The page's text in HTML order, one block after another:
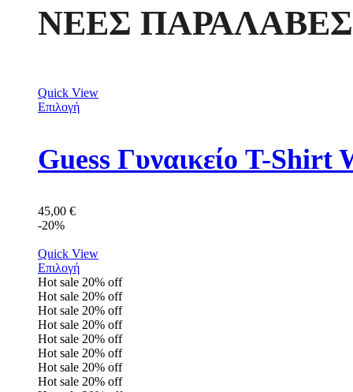
ΝΕΕΣ ΠΑΡΑΛΑΒΕΣ
Quick View
Επιλογή
Guess Γυναικείο T-
45,00 €
-20%
Quick View
Επιλογή
Hot sale 20% off
Hot sale 20% off
Hot sale 20% off
Hot sale 20% off
Hot sale 20% off
Hot sale 20% off
Hot sale 20% off
Hot sale 20% off